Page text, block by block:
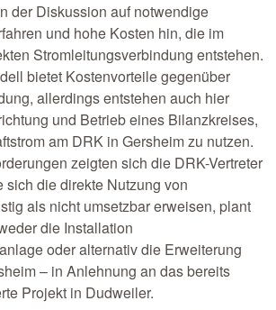
der Diskussion auf notwendige
und hohe Kosten hin, die im
Stromleitungsverbindung entstehen.
bietet Kostenvorteile gegenüber
allerdings entstehen auch hier
und Betrieb eines Bilanzkreises,
am DRK in Gersheim zu nutzen.
zeigten sich die DRK-Vertreter
sich die direkte Nutzung von
als nicht umsetzbar erweisen, plant
die Installation
oder alternativ die Erweiterung
– in Anlehnung an das bereits
Projekt in Dudweiler.